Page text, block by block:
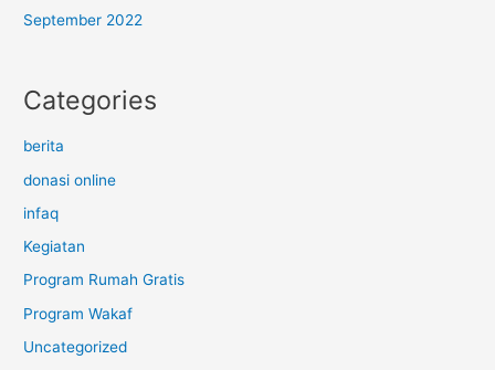
September 2022
Categories
berita
donasi online
infaq
Kegiatan
Program Rumah Gratis
Program Wakaf
Uncategorized